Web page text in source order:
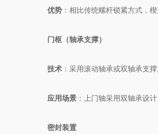
优势 ：相比传统螺杆锁紧方式，
门枢（轴承支撑）
技术 ：采用滚动轴承或双轴承支
应用场景 ：上门轴采用双轴承设
密封装置